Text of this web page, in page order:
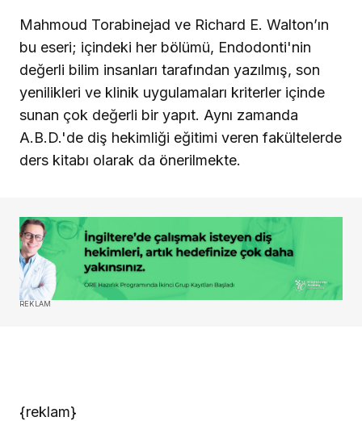
Mahmoud Torabinejad ve Richard E. Walton’ın
bu eseri; içindeki her bölümü, Endodonti'nin
değerli bilim insanları tarafından yazılmış, son
yenilikleri ve klinik uygulamaları kriterler içinde
sunan çok değerli bir yapıt. Aynı zamanda
A.B.D.'de diş hekimliği eğitimi veren fakültelerde
ders kitabı olarak da önerilmekte.
REKLAM
{reklam}